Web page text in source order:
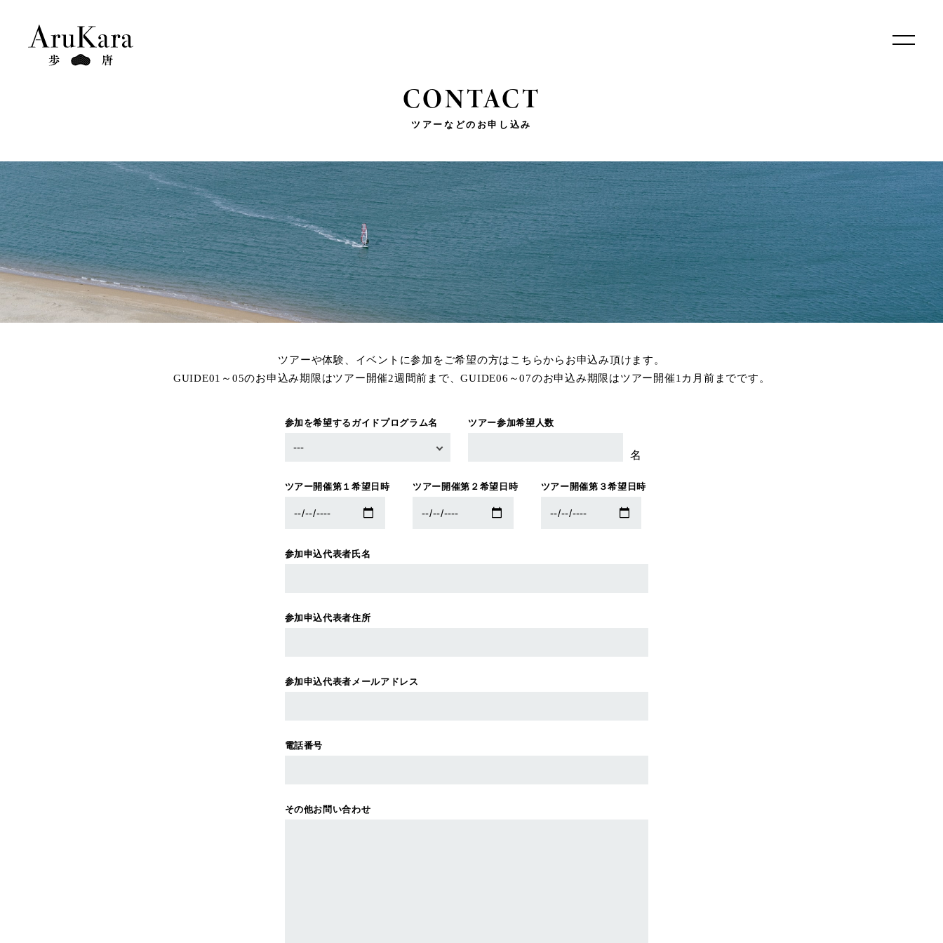
CONTACT
ツアーなどのお申し込み
ツアーや体験、イベントに参加をご希望の方はこちらからお申込み頂けます。
GUIDE01～05のお申込み期限はツアー開催2週間前まで、GUIDE06～07のお申込み期限はツアー開催1カ月前までです。
参加を希望するガイドプログラム名 ツアー参加希望人数
名
ツアー開催第１希望日時 ツアー開催第２希望日時 ツアー開催第３希望日時
参加申込代表者氏名
参加申込代表者住所
参加申込代表者メールアドレス
電話番号
その他お問い合わせ